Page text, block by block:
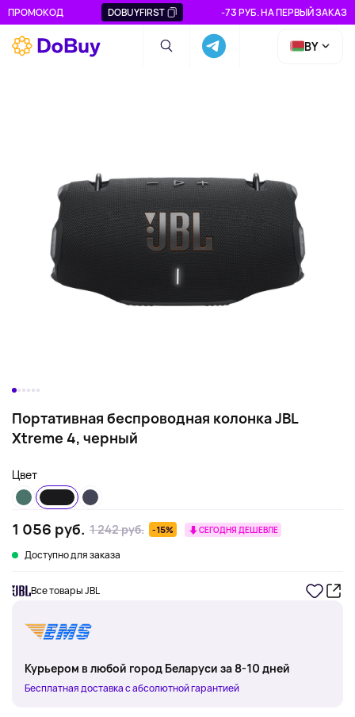
ПРОМОКОД DOBUYFIRST -73 РУБ. НА ПЕРВЫЙ ЗАКАЗ
BY
Портативная беспроводная колонка JBL
Xtreme 4, черный
Цвет
1 056 руб. 1 242 руб. -15% СЕГОДНЯ ДЕШЕВЛЕ
Доступно для заказа
Все товары JBL
Курьером в любой город Беларуси за 8-10 дней
Бесплатная доставка с абсолютной гарантией